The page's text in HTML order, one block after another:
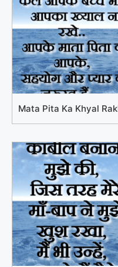
Mata Pita Ka Khyal